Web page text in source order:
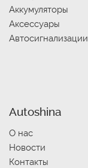
Аккумуляторы
Аксессуары
Автосигнализации
Autoshina
О нас
Новости
Контакты